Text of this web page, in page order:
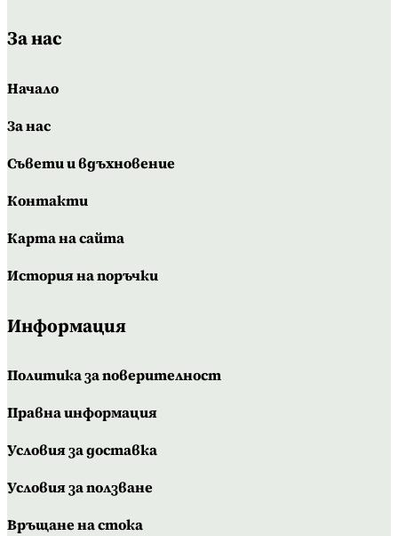
За нас
Начало
За нас
Съвети и вдъхновение
Контакти
Карта на сайта
История на поръчки
Информация
Политика за поверителност
Правна информация
Условия за доставка
Условия за ползване
Връщане на стока